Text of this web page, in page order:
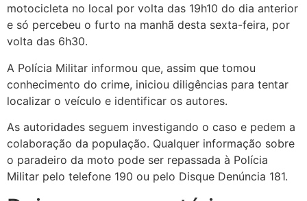
motocicleta no local por volta das 19h10 do dia anterior
e só percebeu o furto na manhã desta sexta-feira, por
volta das 6h30.
A Polícia Militar informou que, assim que tomou
conhecimento do crime, iniciou diligências para tentar
localizar o veículo e identificar os autores.
As autoridades seguem investigando o caso e pedem a
colaboração da população. Qualquer informação sobre
o paradeiro da moto pode ser repassada à Polícia
Militar pelo telefone 190 ou pelo Disque Denúncia 181.